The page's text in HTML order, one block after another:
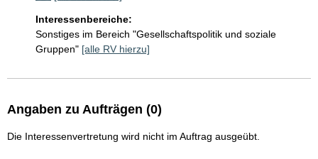
Interessenbereiche:
Sonstiges im Bereich "Gesellschaftspolitik und soziale
Gruppen" [alle RV hierzu]
Angaben zu Aufträgen (0)
Die Interessenvertretung wird nicht im Auftrag ausgeübt.